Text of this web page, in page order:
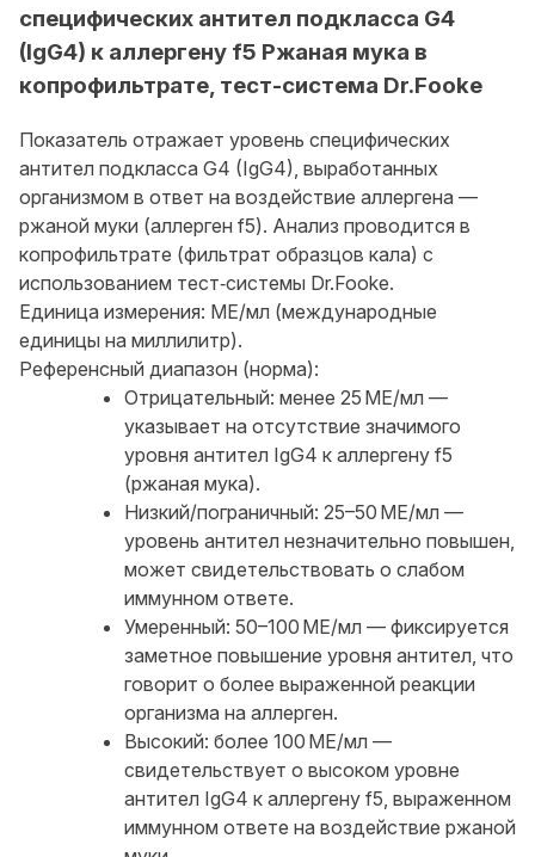
специфических антител подкласса G4
(IgG4) к аллергену f5 Ржаная мука в
копрофильтрате, тест-система Dr.Fooke
Показатель отражает уровень специфических
антител подкласса G4 (IgG4), выработанных
организмом в ответ на воздействие аллергена —
ржаной муки (аллерген f5). Анализ проводится в
копрофильтрате (фильтрат образцов кала) с
использованием тест‑системы Dr.Fooke.
Единица измерения: МЕ/мл (международные
единицы на миллилитр).
Референсный диапазон (норма):
Отрицательный: менее 25 МЕ/мл —
указывает на отсутствие значимого
уровня антител IgG4 к аллергену f5
(ржаная мука).
Низкий/пограничный: 25–50 МЕ/мл —
уровень антител незначительно повышен,
может свидетельствовать о слабом
иммунном ответе.
Умеренный: 50–100 МЕ/мл — фиксируется
заметное повышение уровня антител, что
говорит о более выраженной реакции
организма на аллерген.
Высокий: более 100 МЕ/мл —
свидетельствует о высоком уровне
антител IgG4 к аллергену f5, выраженном
иммунном ответе на воздействие ржаной